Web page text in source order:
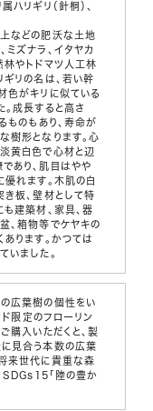
ハリギリ（針桐）、
などの肥沃な土地
ミズナラ、イタヤカ
林やトドマツ人工林
ギリの名は、若い幹
色がキリに似ている
。成長すると高さ
のもあり、寿命が
樹形となります。心
黄白色で心材と辺
あり、肌目はやや
優れます。木肌の白
き板、壁材として特
も建築材、家具、器
、箱物等でケヤキの
ります。かつては
いました。
広葉樹の個性をい
限定のフローリン
購入いただくと、製
見合う本数の広葉
来世代に貴重な森
SDGs15「陸の豊か